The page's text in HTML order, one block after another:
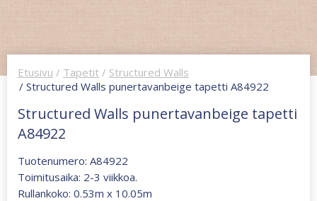
Etusivu / Tapetit / Structured Walls
/ Structured Walls punertavanbeige tapetti A84922
Structured Walls punertavanbeige tapetti
A84922
Tuotenumero: A84922
Toimitusaika: 2-3 viikkoa.
Rullankoko: 0.53m x 10.05m